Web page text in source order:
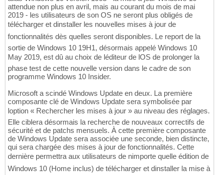
attendue non plus en avril, mais au courant du mois de mai
2019 - les utilisateurs de son OS ne seront plus obligés de
télécharger et dinstaller les nouvelles mises à jour de
fonctionnalités dès quelles seront disponibles. Le report de la
sortie de Windows 10 19H1, désormais appelé Windows 10
May 2019, est dû au choix de léditeur de lOS de prolonger la
phase test de cette nouvelle version dans le cadre de son
programme Windows 10 Insider.
Microsoft a scindé Windows Update en deux. La première
composante clé de Windows Update sera symbolisée par
loption « Rechercher les mises à jour » au niveau des réglages.
Elle ciblera désormais la recherche de nouveaux correctifs de
sécurité et de patchs mensuels. À cette première composante
de Windows Update sera associée une seconde, bien distincte,
qui sera chargée des mises à jour de fonctionnalités. Cette
dernière permettra aux utilisateurs de nimporte quelle édition de
Windows 10 (Home inclus) de télécharger et dinstaller la mise à